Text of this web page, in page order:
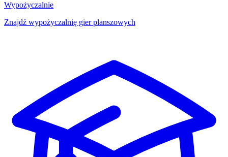
Wypożyczalnie
Znajdź wypożyczalnię gier planszowych